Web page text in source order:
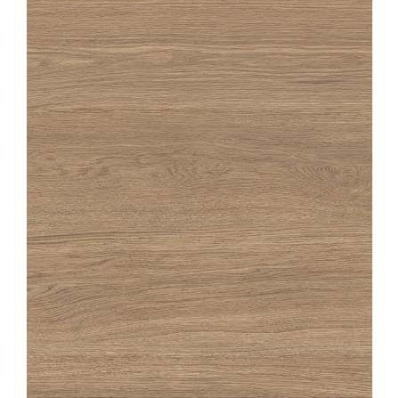
OAKA
MIEL
20X180 20X120
OAKA
MIEL STRUTTURATO ANTISDRUCCIOLO
20X120